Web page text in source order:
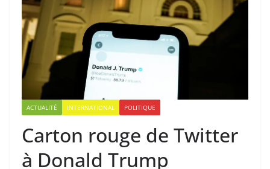
ACTUALITÉ INTERNATIONAL POLITIQUE
Carton rouge de Twitter
à Donald Trump